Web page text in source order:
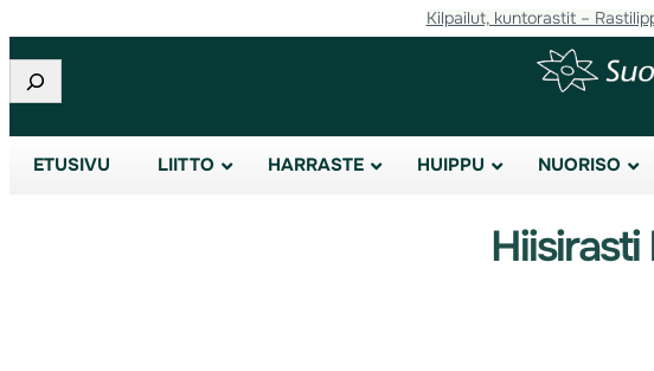
Kilpailut, kuntorastit –
Etsi
ETUSIVU LIITTO HARRASTE HUIPPU NUORISO